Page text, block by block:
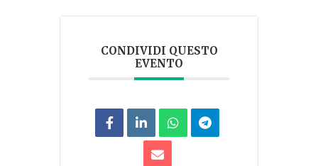
CONDIVIDI QUESTO
EVENTO